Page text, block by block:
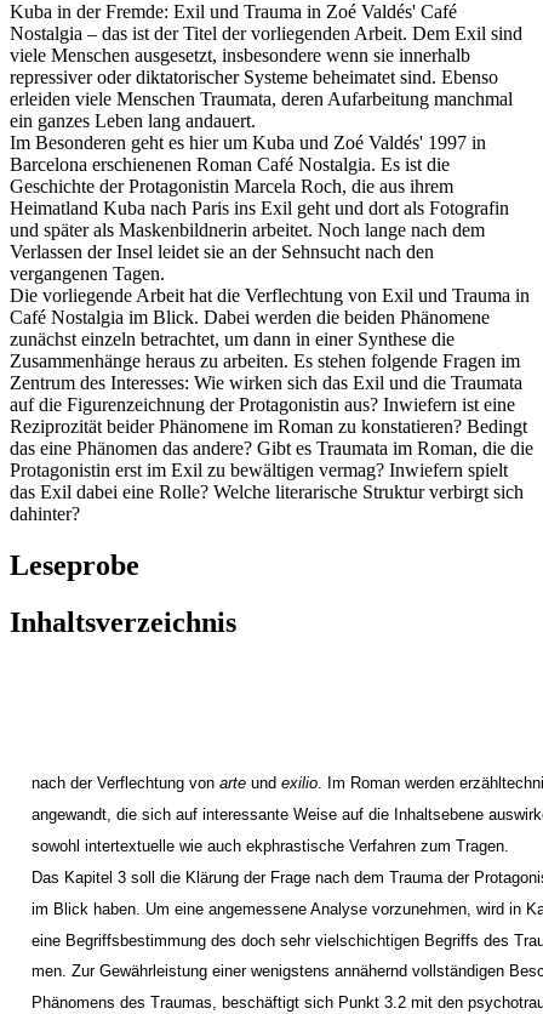
Kuba in der Fremde: Exil und Trauma in Zoé Valdés' Café
Nostalgia – das ist der Titel der vorliegenden Arbeit. Dem Exil sind
viele Menschen ausgesetzt, insbesondere wenn sie innerhalb
repressiver oder diktatorischer Systeme beheimatet sind. Ebenso
erleiden viele Menschen Traumata, deren Aufarbeitung manchmal
ein ganzes Leben lang andauert.
Im Besonderen geht es hier um Kuba und Zoé Valdés' 1997 in
Barcelona erschienenen Roman Café Nostalgia. Es ist die
Geschichte der Protagonistin Marcela Roch, die aus ihrem
Heimatland Kuba nach Paris ins Exil geht und dort als Fotografin
und später als Maskenbildnerin arbeitet. Noch lange nach dem
Verlassen der Insel leidet sie an der Sehnsucht nach den
vergangenen Tagen.
Die vorliegende Arbeit hat die Verflechtung von Exil und Trauma in
Café Nostalgia im Blick. Dabei werden die beiden Phänomene
zunächst einzeln betrachtet, um dann in einer Synthese die
Zusammenhänge heraus zu arbeiten. Es stehen folgende Fragen im
Zentrum des Interesses: Wie wirken sich das Exil und die Traumata
auf die Figurenzeichnung der Protagonistin aus? Inwiefern ist eine
Reziprozität beider Phänomene im Roman zu konstatieren? Bedingt
das eine Phänomen das andere? Gibt es Traumata im Roman, die die
Protagonistin erst im Exil zu bewältigen vermag? Inwiefern spielt
das Exil dabei eine Rolle? Welche literarische Struktur verbirgt sich
dahinter?
Leseprobe
Inhaltsverzeichnis
nach der Verflechtung vonarteundexilio. Im Roman werden
angewandt, die sich auf interessante Weise auf die Inhaltsebene
sowohl intertextuelle wie auch ekphrastische Verfahren zum Tragen.
Das Kapitel 3 soll die Klärung der Frage nach dem Trauma der
im Blick haben. Um eine angemessene Analyse vorzunehmen, wird in
eine Begriffsbestimmung des doch sehr vielschichtigen Begriffs des
men. Zur Gewährleistung einer wenigstens annähernd vollständigen
Phänomens des Traumas, beschäftigt sich Punkt 3.2 mit den